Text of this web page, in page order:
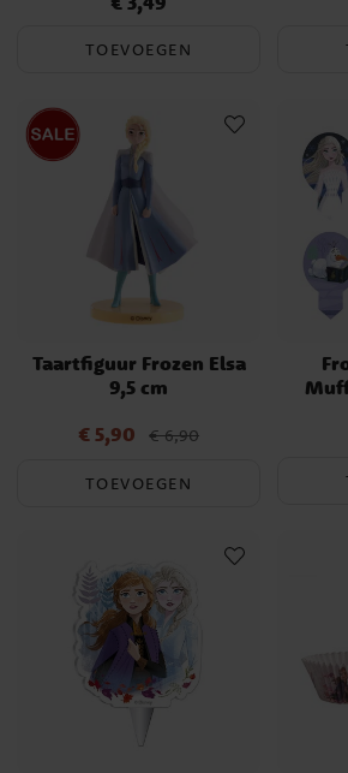
TOEVOEGEN
Taartfiguur Frozen Elsa
9,5 cm
Actuele prijs: € 5,90Vorige
prijs € 6,90
€ 5,90 € 6,90
TOEVOEGEN